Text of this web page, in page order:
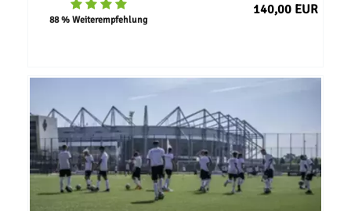
88 % Weiterempfehlung
140,00 EUR